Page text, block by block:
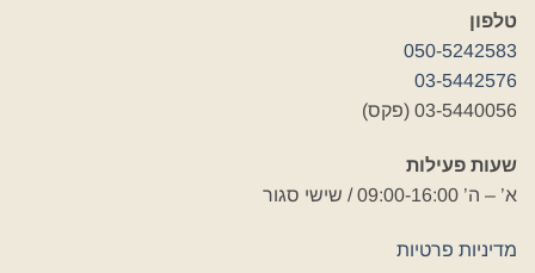
טלפון
050-5242583
03-5442576
03-5440056 (פקס)
שעות פעילות
א’ – ה’ 09:00-16:00 / שישי סגור
מדיניות פרטיות